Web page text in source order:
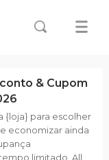
& Cupom
{loja} para escolher
economizar ainda
limitado. All